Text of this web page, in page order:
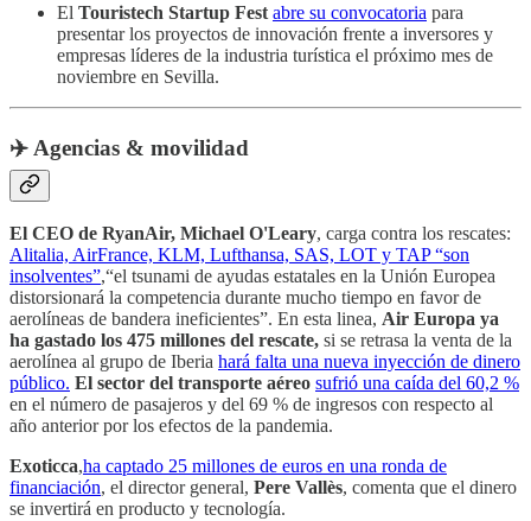
El Touristech Startup Fest abre su convocatoria para
presentar los proyectos de innovación frente a inversores y
empresas líderes de la industria turística el próximo mes de
noviembre en Sevilla.
✈️ Agencias & movilidad
El CEO de RyanAir, Michael O'Leary, carga contra los rescates:
Alitalia, AirFrance, KLM, Lufthansa, SAS, LOT y TAP “son
insolventes”,“el tsunami de ayudas estatales en la Unión Europea
distorsionará la competencia durante mucho tiempo en favor de
aerolíneas de bandera ineficientes”. En esta linea, Air Europa ya
ha gastado los 475 millones del rescate, si se retrasa la venta de la
aerolínea al grupo de Iberia hará falta una nueva inyección de dinero
público. El sector del transporte aéreo sufrió una caída del 60,2 %
en el número de pasajeros y del 69 % de ingresos con respecto al
año anterior por los efectos de la pandemia.
Exoticca,ha captado 25 millones de euros en una ronda de
financiación, el director general, Pere Vallès, comenta que el dinero
se invertirá en producto y tecnología.